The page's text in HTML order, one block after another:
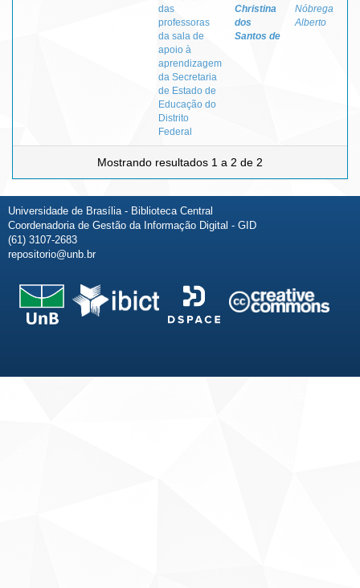
das
professoras
da sala de
apoio à
aprendizagem
da Secretaria
de Estado de
Educação do
Distrito
Federal
Christina
dos
Santos de
Nóbrega
Alberto
Mostrando resultados 1 a 2 de 2
Universidade de Brasília - Biblioteca Central
Coordenadoria de Gestão da Informação Digital - GID
(61) 3107-2683
repositorio@unb.br